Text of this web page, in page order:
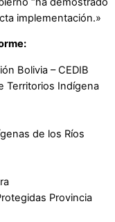
implementación.»
Bolivia – CEDIB
Territorios Indígena
de los Ríos
Provincia